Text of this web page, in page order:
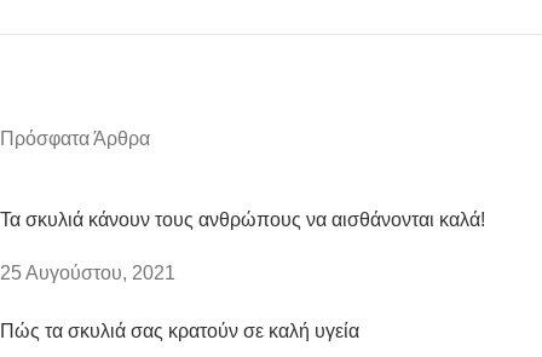
Πρόσφατα Άρθρα
Τα σκυλιά κάνουν τους ανθρώπους να αισθάνονται καλά!
25 Αυγούστου, 2021
Πώς τα σκυλιά σας κρατούν σε καλή υγεία